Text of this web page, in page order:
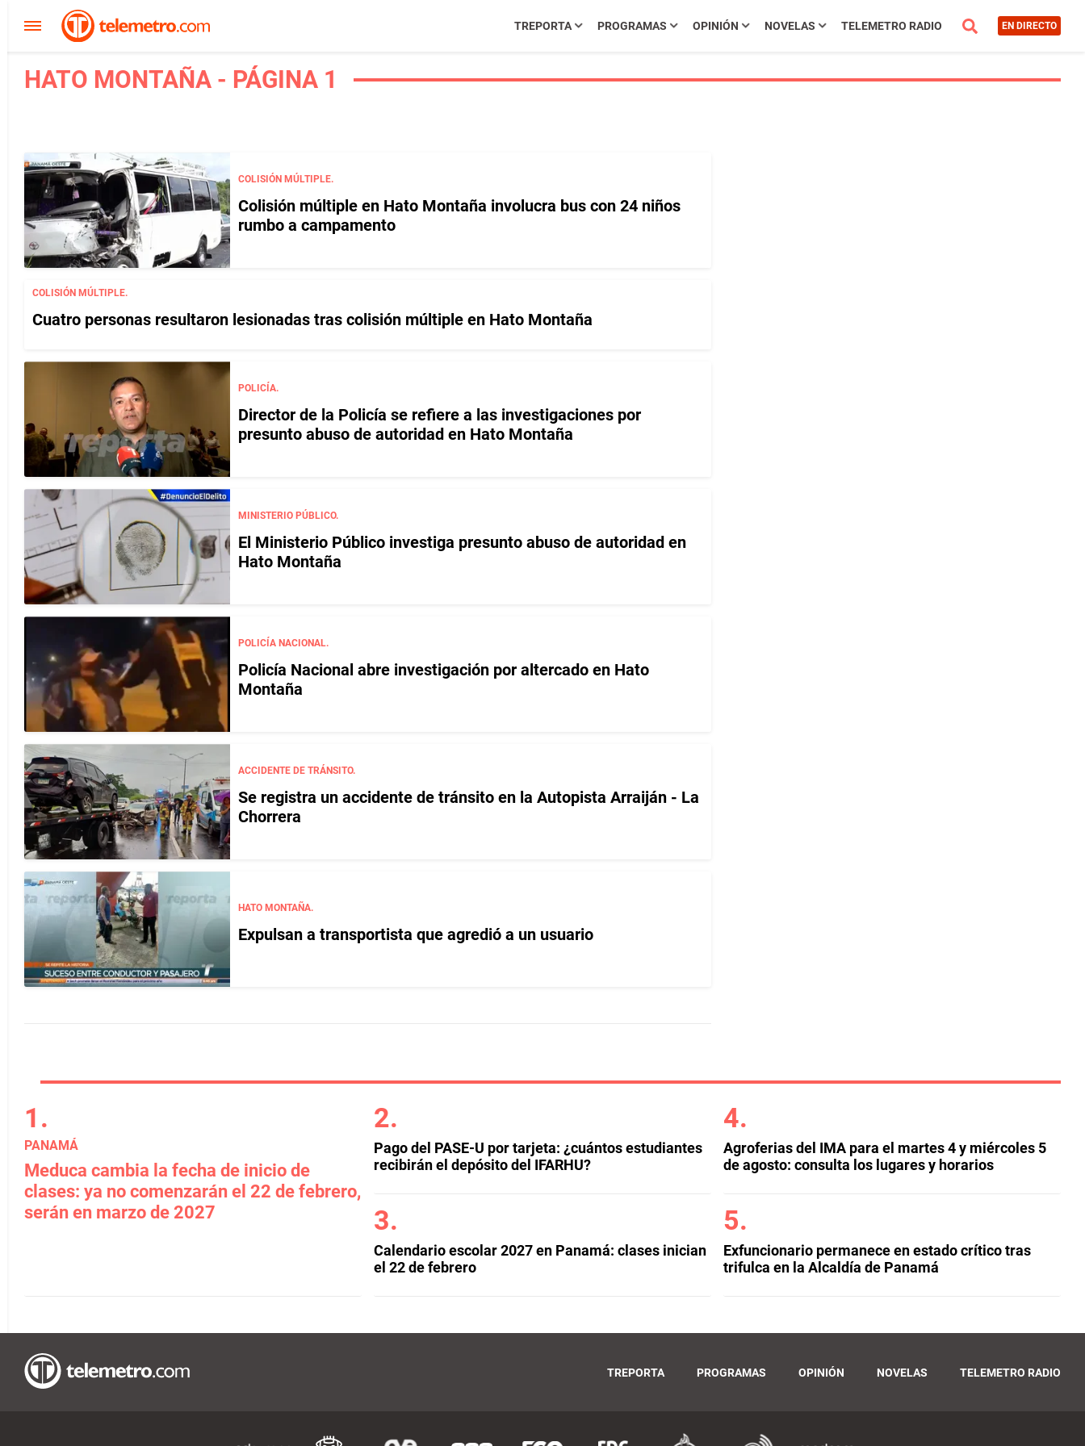
TREPORTA PROGRAMAS OPINIÓN NOVELAS TELEMETRO RADIO EN DIRECTO
HATO MONTAÑA - PÁGINA 1
COLISIÓN MÚLTIPLE.
Colisión múltiple en Hato Montaña involucra bus con 24 niños
rumbo a campamento
COLISIÓN MÚLTIPLE.
Cuatro personas resultaron lesionadas tras colisión múltiple en Hato Montaña
POLICÍA.
Director de la Policía se refiere a las investigaciones por
presunto abuso de autoridad en Hato Montaña
MINISTERIO PÚBLICO.
El Ministerio Público investiga presunto abuso de autoridad en
Hato Montaña
POLICÍA NACIONAL.
Policía Nacional abre investigación por altercado en Hato
Montaña
ACCIDENTE DE TRÁNSITO.
Se registra un accidente de tránsito en la Autopista Arraiján - La
Chorrera
HATO MONTAÑA.
Expulsan a transportista que agredió a un usuario
PANAMÁ
Meduca cambia la fecha de inicio de
clases: ya no comenzarán el 22 de febrero,
serán en marzo de 2027
Pago del PASE-U por tarjeta: ¿cuántos estudiantes
recibirán el depósito del IFARHU?
Calendario escolar 2027 en Panamá: clases inician
el 22 de febrero
Agroferias del IMA para el martes 4 y miércoles 5
de agosto: consulta los lugares y horarios
Exfuncionario permanece en estado crítico tras
trifulca en la Alcaldía de Panamá
TREPORTA PROGRAMAS OPINIÓN NOVELAS TELEMETRO RADIO